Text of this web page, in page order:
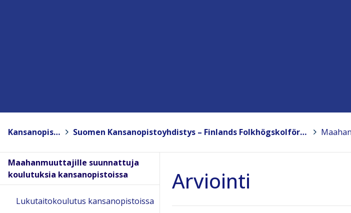
Kansanopistot > Suomen Kansanopistoyhdistys – Finlands Folkhögskolförening ry >
Arviointi
Maahanmuuttajille suunnattuja
koulutuksia kansanopistoissa
Lukutaitokoulutus kansanopistoissa